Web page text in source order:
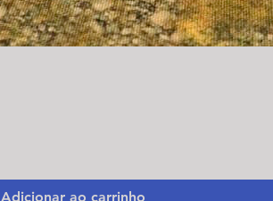
Adicionar ao carrinho